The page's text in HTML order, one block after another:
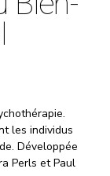
les individus
Développée
Perls et Paul